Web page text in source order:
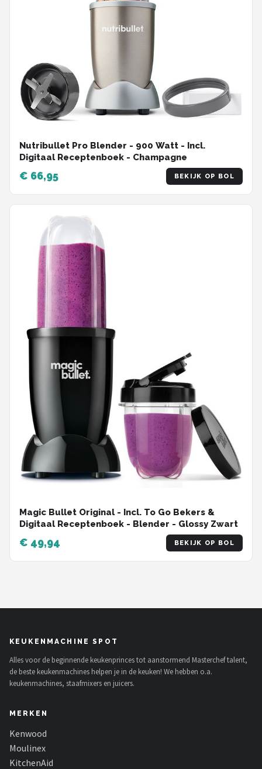
Nutribullet Pro Blender - 900 Watt - Incl.
Digitaal Receptenboek - Champagne
€ 66,95 BEKIJK OP BOL
Magic Bullet Original - Incl. To Go Bekers &
Digitaal Receptenboek - Blender - Glossy Zwart
€ 49,94 BEKIJK OP BOL
KEUKENMACHINE SPOT
Alles voor de beginnende keukenprinces tot aanstormend Masterchef talent,
de beste keukenmachines helpen je in de keuken! We hebben o.a.
keukenmachines, staafmixers en juicers.
MERKEN
Kenwood
Moulinex
KitchenAid